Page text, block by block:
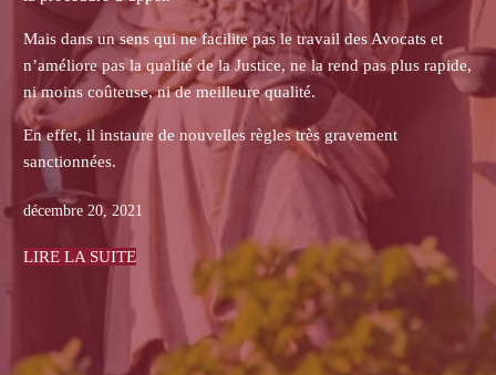
Avocats et
plus rapide,
M le Président du TGI de Grasse et Mme le
République de Grasse ont publié une lettre en
2019 qui éclaircit la répartition des compétences
matières entre les tribunaux du ressort de Grasse.
décembre 20, 2019
LIRE LA SUITE